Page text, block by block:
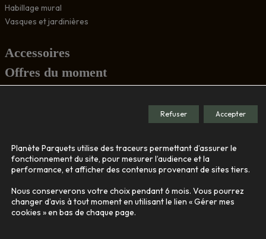
Habillage mural
Vasques et jardinières
Accessoires
Offres du moment
Le showroom
Nos engagements
Contact
Planète Parquets utilise des traceurs permettant d’assurer le
fonctionnement du site, pour mesurer l’audience et la
performance, et afficher des contenus provenant de sites tiers.
Nous conserverons votre choix pendant 6 mois. Vous pourrez
changer d’avis à tout moment en utilisant le lien « Gérer mes
cookies » en bas de chaque page.
Accepter
Refuser